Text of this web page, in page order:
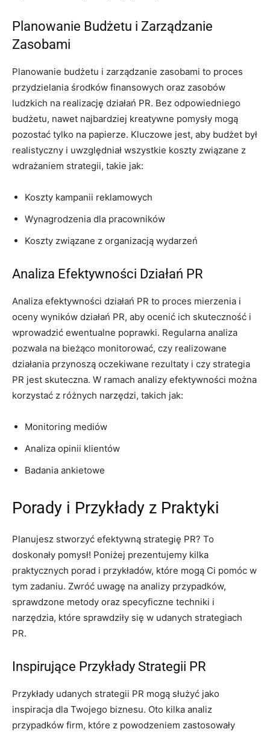
Planowanie Budżetu i Zarządzanie
Zasobami
Planowanie budżetu i zarządzanie zasobami to proces
przydzielania środków finansowych oraz zasobów
ludzkich na realizację działań PR. Bez odpowiedniego
budżetu, nawet najbardziej kreatywne pomysły mogą
pozostać tylko na papierze. Kluczowe jest, aby budżet był
realistyczny i uwzględniał wszystkie koszty związane z
wdrażaniem strategii, takie jak:
Koszty kampanii reklamowych
Wynagrodzenia dla pracowników
Koszty związane z organizacją wydarzeń
Analiza Efektywności Działań PR
Analiza efektywności działań PR to proces mierzenia i
oceny wyników działań PR, aby ocenić ich skuteczność i
wprowadzić ewentualne poprawki. Regularna analiza
pozwala na bieżąco monitorować, czy realizowane
działania przynoszą oczekiwane rezultaty i czy strategia
PR jest skuteczna. W ramach analizy efektywności można
korzystać z różnych narzędzi, takich jak:
Monitoring mediów
Analiza opinii klientów
Badania ankietowe
Porady i Przykłady z Praktyki
Planujesz stworzyć efektywną strategię PR? To
doskonały pomysł! Poniżej prezentujemy kilka
praktycznych porad i przykładów, które mogą Ci pomóc w
tym zadaniu. Zwróć uwagę na analizy przypadków,
sprawdzone metody oraz specyficzne techniki i
narzędzia, które sprawdziły się w udanych strategiach
PR.
Inspirujące Przykłady Strategii PR
Przykłady udanych strategii PR mogą służyć jako
inspiracja dla Twojego biznesu. Oto kilka analiz
przypadków firm, które z powodzeniem zastosowały